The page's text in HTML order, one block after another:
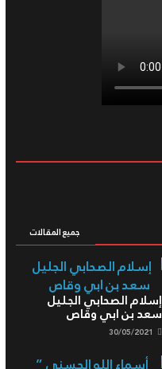
جميع المقالات
إسلام الصحابي الجليل
سعد بن ابي وقاص
30/05/2021